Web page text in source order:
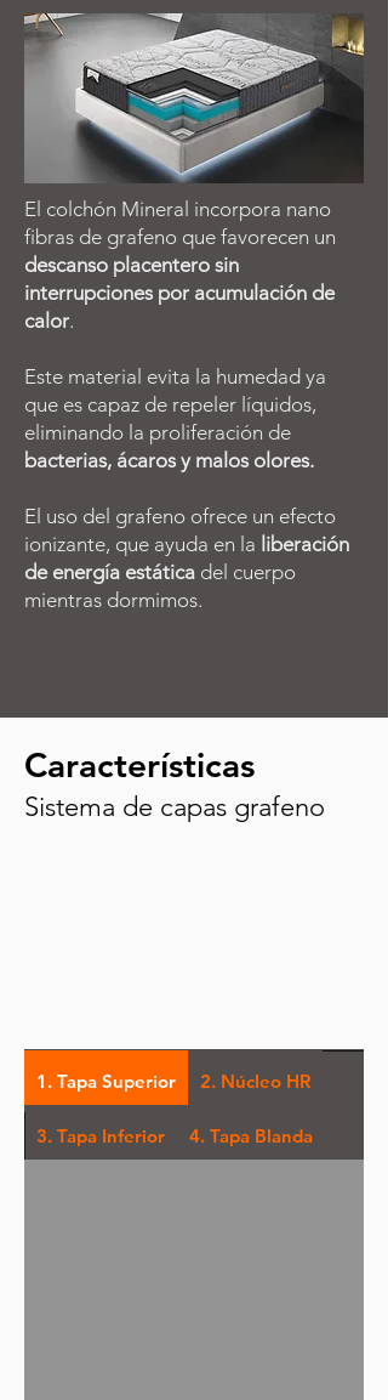
El colchón Mineral incorpora nano
fibras de grafeno que favorecen un
descanso placentero sin
interrupciones por acumulación de
calor.
Este material evita la humedad ya
que es capaz de repeler líquidos,
eliminando la proliferación de
bacterias, ácaros y malos olores.
El uso del grafeno ofrece un efecto
ionizante, que ayuda en la liberación
de energía estática del cuerpo
mientras dormimos.
Características
Sistema de capas grafeno
1. Tapa Superior 2. Núcleo HR
3. Tapa Inferior 4. Tapa Blanda